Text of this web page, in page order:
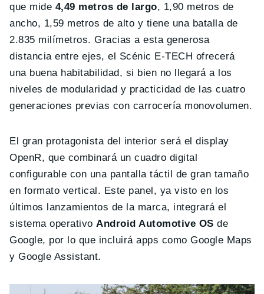
que mide 4,49 metros de largo, 1,90 metros de
ancho, 1,59 metros de alto y tiene una batalla de
2.835 milímetros. Gracias a esta generosa
distancia entre ejes, el Scénic E-TECH ofrecerá
una buena habitabilidad, si bien no llegará a los
niveles de modularidad y practicidad de las cuatro
generaciones previas con carrocería monovolumen.
El gran protagonista del interior será el display
OpenR, que combinará un cuadro digital
configurable con una pantalla táctil de gran tamaño
en formato vertical. Este panel, ya visto en los
últimos lanzamientos de la marca, integrará el
sistema operativo Android Automotive OS de
Google, por lo que incluirá apps como Google Maps
y Google Assistant.